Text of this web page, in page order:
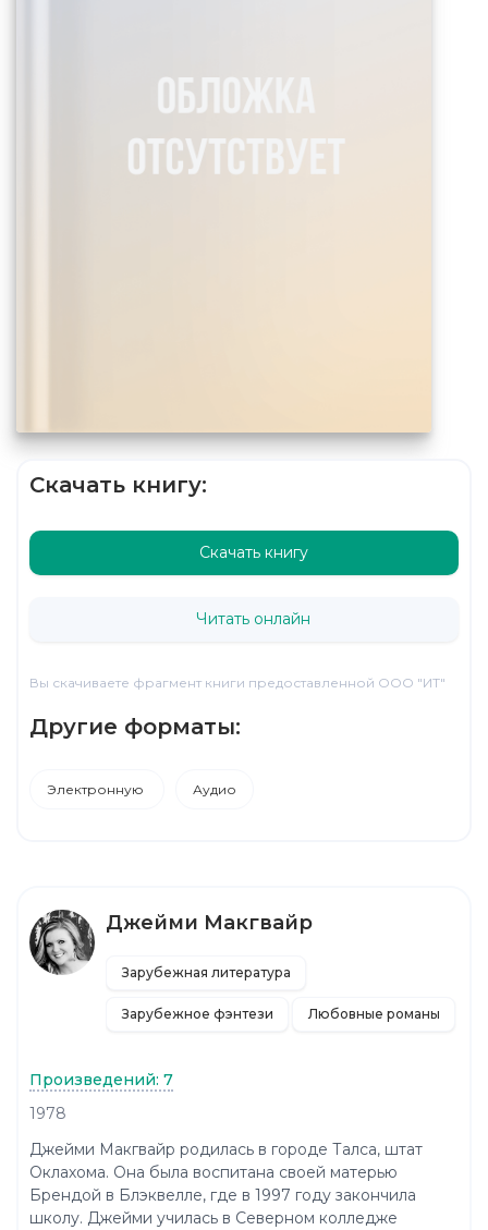
Скачать книгу:
Скачать книгу
Читать онлайн
Вы скачиваете фрагмент книги предоставленной ООО "ИТ"
Другие форматы:
Электронную Аудио
Джейми Макгвайр
Зарубежная литература
Зарубежное фэнтези Любовные романы
Произведений: 7
1978
Джейми Макгвайр родилась в городе Талса, штат
Оклахома. Она была воспитана своей матерью
Брендой в Блэквелле, где в 1997 году закончила
школу. Джейми училась в Северном колледже